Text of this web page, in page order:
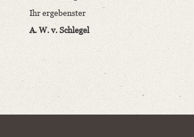
Ihr ergebenster
A. W. v. Schlegel